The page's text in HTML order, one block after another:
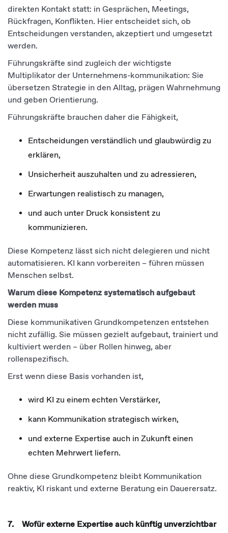
direkten Kontakt statt: in Gesprächen, Meetings,
Rückfragen, Konflikten. Hier entscheidet sich, ob
Entscheidungen verstanden, akzeptiert und umgesetzt
werden.
Führungskräfte sind zugleich der wichtigste
Multiplikator der Unternehmens-kommunikation: Sie
übersetzen Strategie in den Alltag, prägen Wahrnehmung
und geben Orientierung.
Führungskräfte brauchen daher die Fähigkeit,
Entscheidungen verständlich und glaubwürdig zu
erklären,
Unsicherheit auszuhalten und zu adressieren,
Erwartungen realistisch zu managen,
und auch unter Druck konsistent zu
kommunizieren.
Diese Kompetenz lässt sich nicht delegieren und nicht
automatisieren. KI kann vorbereiten – führen müssen
Menschen selbst.
Warum diese Kompetenz systematisch aufgebaut
werden muss
Diese kommunikativen Grundkompetenzen entstehen
nicht zufällig. Sie müssen gezielt aufgebaut, trainiert und
kultiviert werden – über Rollen hinweg, aber
rollenspezifisch.
Erst wenn diese Basis vorhanden ist,
wird KI zu einem echten Verstärker,
kann Kommunikation strategisch wirken,
und externe Expertise auch in Zukunft einen
echten Mehrwert liefern.
Ohne diese Grundkompetenz bleibt Kommunikation
reaktiv, KI riskant und externe Beratung ein Dauerersatz.
7. Wofür externe Expertise auch künftig unverzichtbar